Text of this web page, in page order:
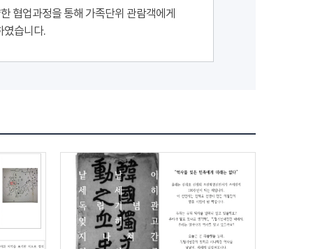
협업과정을 통해 가족단위 관람객에게
였습니다.